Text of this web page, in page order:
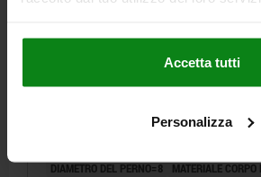
Accetta tutti
Personalizza
D1=M16X1,5, FORMA:H ACCIAIO
DIAMETRO DEL PERNO=8 MATERIALE